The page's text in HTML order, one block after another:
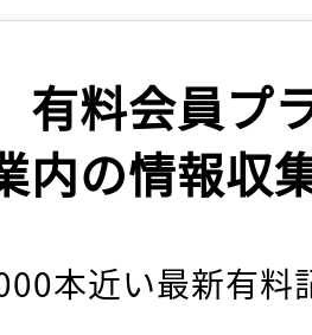
有料会員プ
内の情報収
本近い最新有料